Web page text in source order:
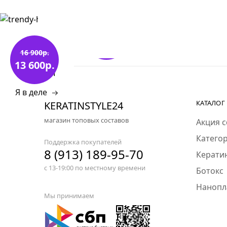
Термозащита
Инструменты/аксессуары
Маски завершающие
Домашний уход
УРА!
СКИДКИ
Я в деле
16 900р.
13 600р.
KERATINSTYLE24
магазин топовых составов
Поддержка покупателей
8 (913) 189-95-70
с 13-19:00 по местному времени
Мы принимаем
КАТАЛОГ
Акция
Ботокс